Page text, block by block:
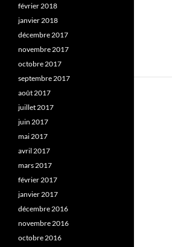
février 2018
janvier 2018
décembre 2017
novembre 2017
octobre 2017
septembre 2017
août 2017
juillet 2017
juin 2017
mai 2017
avril 2017
mars 2017
février 2017
janvier 2017
décembre 2016
novembre 2016
octobre 2016